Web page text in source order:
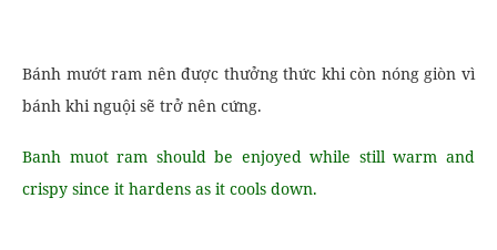
Bánh mướt ram nên được thưởng thức khi còn nóng giòn vì
bánh khi nguội sẽ trở nên cứng.
Banh muot ram should be enjoyed while still warm and
crispy since it hardens as it cools down.